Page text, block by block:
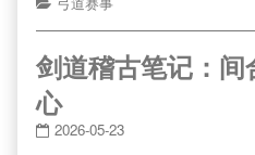
剑道稽古笔记：
心
2026-05-23